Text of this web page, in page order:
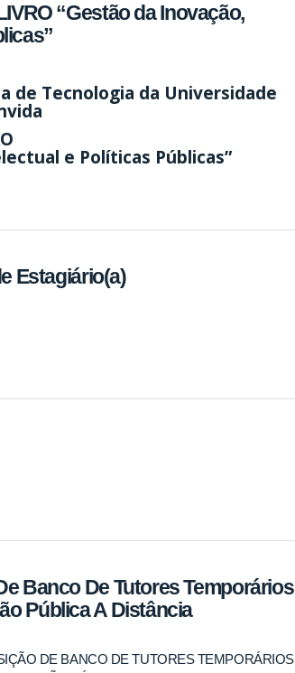
“Gestão da Inovação,
de Tecnologia da Universidade
e Políticas Públicas”
Estagiário(a)
Banco De Tutores
Pública A Distância
DE BANCO DE TUTORES TEMPORÁRIOS